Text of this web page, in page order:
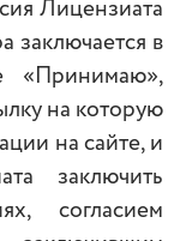
Лицензиата
заключается в
«Принимаю»,
на которую
на сайте, и
заключить
согласием